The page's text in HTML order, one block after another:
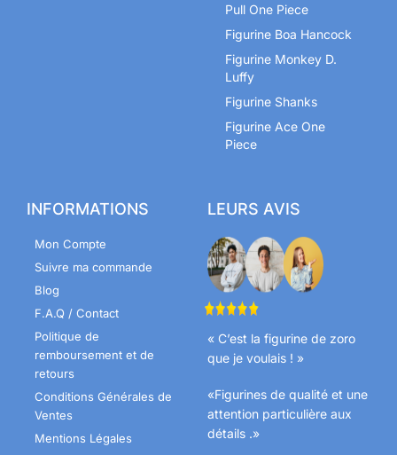
Pull One Piece
Figurine Boa Hancock
Figurine Monkey D.
Luffy
Figurine Shanks
Figurine Ace One
Piece
INFORMATIONS
Mon Compte
Suivre ma commande
Blog
F.A.Q / Contact
Politique de
remboursement et de
retours
Conditions Générales de
Ventes
Mentions Légales
LEURS AVIS
« C’est la figurine de zoro
que je voulais ! »
«Figurines de qualité et une
attention particulière aux
détails .»